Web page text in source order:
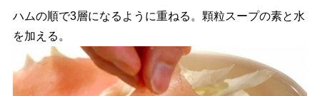
ハムの順で3層になるように重ねる。顆粒スープの素と水
を加える。